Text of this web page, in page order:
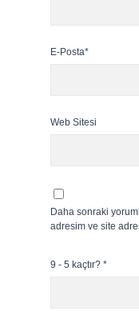
E-Posta*
Web Sitesi
Daha sonraki
adresim ve site
9 - 5 kaçtır? *